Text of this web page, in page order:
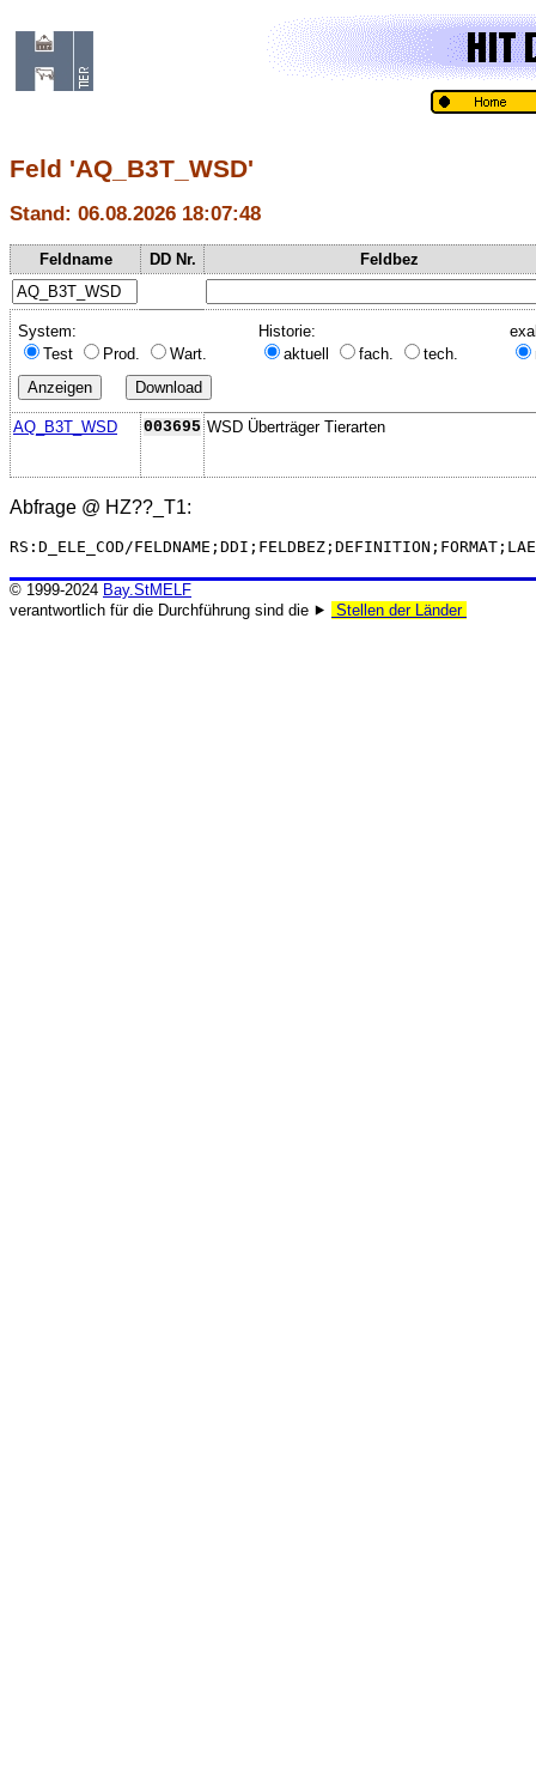
Feld 'AQ_B3T_WSD'
Stand: 06.08.2026 18:07:48
Feldname DD Nr. Feldbez
System:
Test
Prod. Wart.
Historie:
aktuell
fach. tech.
AQ_B3T_WSD 003695 WSD Überträger Tierarten
Abfrage @ HZ??_T1:
RS:D_ELE_COD/
© 1999-2024 Bay.StMELF
verantwortlich für die Durchführung sind die ⯈
Stellen der Länder